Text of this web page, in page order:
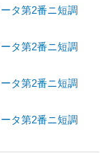
タ第2番ニ短調
タ第2番ニ短調
タ第2番ニ短調
タ第2番ニ短調